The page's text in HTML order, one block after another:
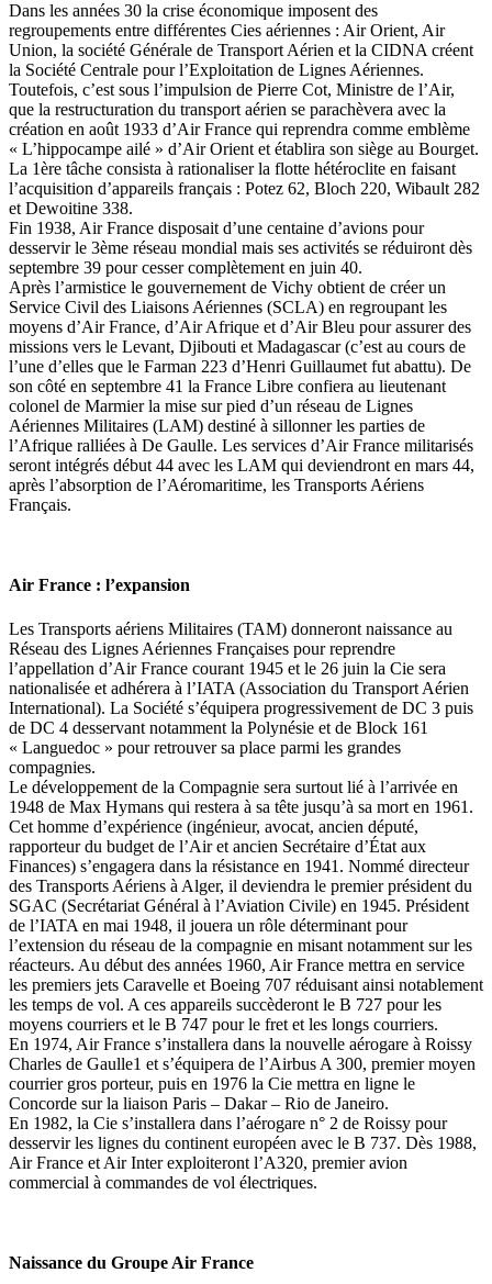
Dans les années 30 la crise économique imposent des
regroupements entre différentes Cies aériennes : Air Orient, Air
Union, la société Générale de Transport Aérien et la CIDNA créent
la Société Centrale pour l’Exploitation de Lignes Aériennes.
Toutefois, c’est sous l’impulsion de Pierre Cot, Ministre de l’Air,
que la restructuration du transport aérien se parachèvera avec la
création en août 1933 d’Air France qui reprendra comme emblème
« L’hippocampe ailé » d’Air Orient et établira son siège au Bourget.
La 1ère tâche consista à rationaliser la flotte hétéroclite en faisant
l’acquisition d’appareils français : Potez 62, Bloch 220, Wibault 282
et Dewoitine 338.
Fin 1938, Air France disposait d’une centaine d’avions pour
desservir le 3ème réseau mondial mais ses activités se réduiront dès
septembre 39 pour cesser complètement en juin 40.
Après l’armistice le gouvernement de Vichy obtient de créer un
Service Civil des Liaisons Aériennes (SCLA) en regroupant les
moyens d’Air France, d’Air Afrique et d’Air Bleu pour assurer des
missions vers le Levant, Djibouti et Madagascar (c’est au cours de
l’une d’elles que le Farman 223 d’Henri Guillaumet fut abattu). De
son côté en septembre 41 la France Libre confiera au lieutenant
colonel de Marmier la mise sur pied d’un réseau de Lignes
Aériennes Militaires (LAM) destiné à sillonner les parties de
l’Afrique ralliées à De Gaulle. Les services d’Air France militarisés
seront intégrés début 44 avec les LAM qui deviendront en mars 44,
après l’absorption de l’Aéromaritime, les Transports Aériens
Français.
Air France : l’expansion
Les Transports aériens Militaires (TAM) donneront naissance au
Réseau des Lignes Aériennes Françaises pour reprendre
l’appellation d’Air France courant 1945 et le 26 juin la Cie sera
nationalisée et adhérera à l’IATA (Association du Transport Aérien
International). La Société s’équipera progressivement de DC 3 puis
de DC 4 desservant notamment la Polynésie et de Block 161
« Languedoc » pour retrouver sa place parmi les grandes
compagnies.
Le développement de la Compagnie sera surtout lié à l’arrivée en
1948 de Max Hymans qui restera à sa tête jusqu’à sa mort en 1961.
Cet homme d’expérience (ingénieur, avocat, ancien député,
rapporteur du budget de l’Air et ancien Secrétaire d’État aux
Finances) s’engagera dans la résistance en 1941. Nommé directeur
des Transports Aériens à Alger, il deviendra le premier président du
SGAC (Secrétariat Général à l’Aviation Civile) en 1945. Président
de l’IATA en mai 1948, il jouera un rôle déterminant pour
l’extension du réseau de la compagnie en misant notamment sur les
réacteurs. Au début des années 1960, Air France mettra en service
les premiers jets Caravelle et Boeing 707 réduisant ainsi notablement
les temps de vol. A ces appareils succèderont le B 727 pour les
moyens courriers et le B 747 pour le fret et les longs courriers.
En 1974, Air France s’installera dans la nouvelle aérogare à Roissy
Charles de Gaulle1 et s’équipera de l’Airbus A 300, premier moyen
courrier gros porteur, puis en 1976 la Cie mettra en ligne le
Concorde sur la liaison Paris – Dakar – Rio de Janeiro.
En 1982, la Cie s’installera dans l’aérogare n° 2 de Roissy pour
desservir les lignes du continent européen avec le B 737. Dès 1988,
Air France et Air Inter exploiteront l’A320, premier avion
commercial à commandes de vol électriques.
Naissance du Groupe Air France